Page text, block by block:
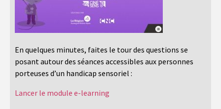
En quelques minutes, faites le tour des questions se
posant autour des séances accessibles aux personnes
porteuses d’un handicap sensoriel :
Lancer le module e-learning